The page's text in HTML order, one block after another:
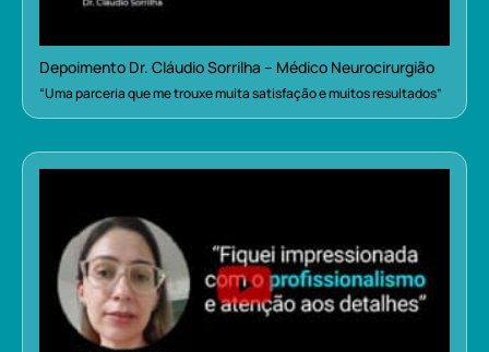
Depoimento Dr. Cláudio Sorrilha – Médico Neurocirurgião
“Uma parceria que me trouxe muita satisfação e muitos resultados”